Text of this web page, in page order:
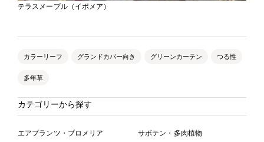
テラスメープル（イポメア）
カラーリーフ グランドカバー向き グリーンカーテン つる性
多年草
カテゴリーから探す
エアプランツ・ブロメリア サボテン・多肉植物